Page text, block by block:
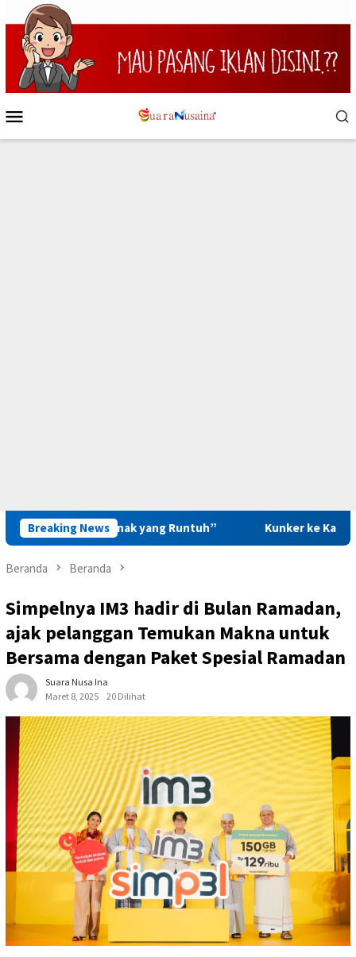
Loncat
ke
konten
Mobile
Breaking News
yang Runtuh” Kunker ke Kanwil PAS Maluku,
Beranda Beranda
Simpelnya IM3 hadir di Bulan Ramadan,
ajak pelanggan Temukan Makna untuk
Bersama dengan Paket Spesial Ramadan
Suara Nusa Ina
Maret 8, 2025
20 Dilihat